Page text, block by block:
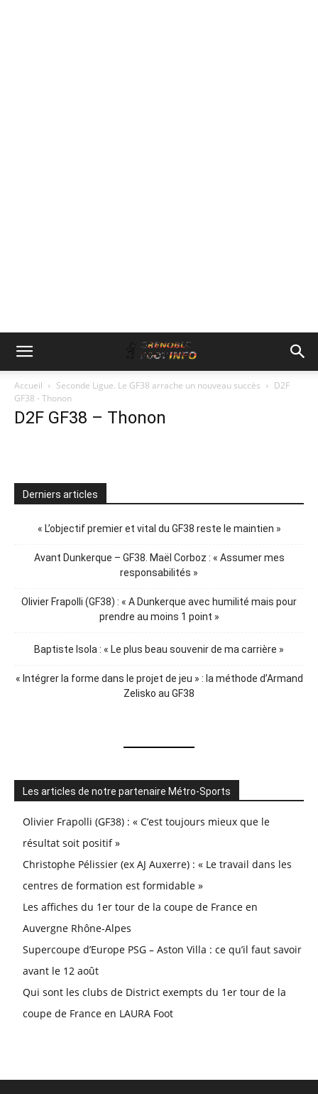
Accueil Seconde Ligue. Le GF38 arrache un nouveau succès
D2F
GF38 - Thonon
D2F GF38 – Thonon
Derniers articles
« L’objectif premier et vital du GF38 reste le maintien »
Avant Dunkerque – GF38. Maël Corboz : « Assumer mes
responsabilités »
Olivier Frapolli (GF38) : « A Dunkerque avec humilité mais pour
prendre au moins 1 point »
Baptiste Isola : « Le plus beau souvenir de ma carrière »
« Intégrer la forme dans le projet de jeu » : la méthode d’Armand
Zelisko au GF38
Les articles de notre partenaire Métro-Sports
Olivier Frapolli (GF38) : « C’est toujours mieux que le
résultat soit positif »
Christophe Pélissier (ex AJ Auxerre) : « Le travail dans les
centres de formation est formidable »
Les affiches du 1er tour de la coupe de France en
Auvergne Rhône-Alpes
Supercoupe d’Europe PSG – Aston Villa : ce qu’il faut savoir
avant le 12 août
Qui sont les clubs de District exempts du 1er tour de la
coupe de France en LAURA Foot